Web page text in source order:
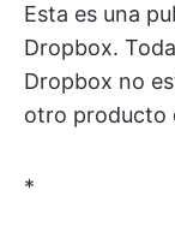
Esta es una
Dropbox.
Dropbox no
otro producto
*